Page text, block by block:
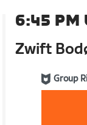
6:45 PM
Zwift
Group